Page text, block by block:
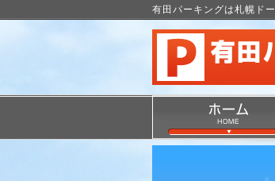
有田パーキングは札幌ド